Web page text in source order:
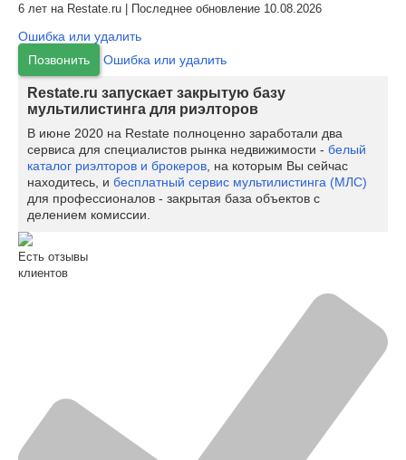
6 лет на Restate.ru | Последнее обновление 10.08.2026
Ошибка или удалить
Позвонить
Ошибка или удалить
Restate.ru запускает закрытую базу
мультилистинга для риэлторов
В июне 2020 на Restate полноценно заработали два
сервиса для специалистов рынка недвижимости - белый
каталог риэлторов и брокеров , на которым Вы сейчас
находитесь, и бесплатный сервис мультилистинга (МЛС)
для профессионалов - закрытая база объектов с
делением комиссии.
Есть отзывы
клиентов